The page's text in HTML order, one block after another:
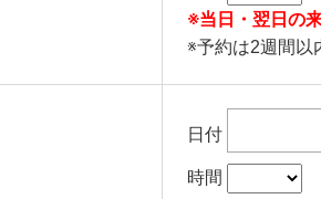
※当日・翌日の
※予約は2週間以
日付
時間